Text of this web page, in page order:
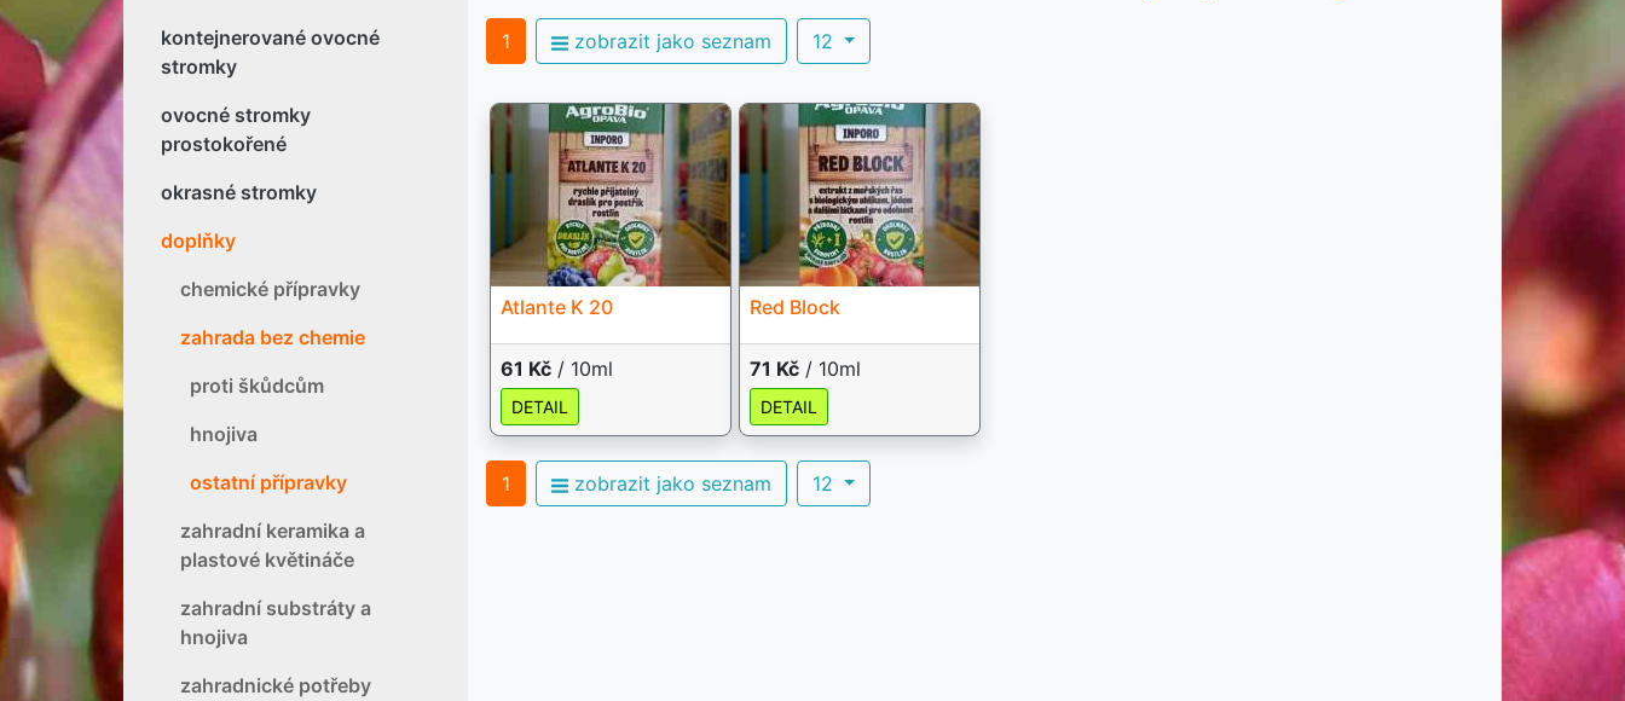
kontejnerované ovocné
stromky
ovocné stromky
prostokořené
okrasné stromky
doplňky
chemické přípravky
zahrada bez chemie
proti škůdcům
hnojiva
ostatní přípravky
zahradní keramika a
plastové květináče
zahradní substráty a
hnojiva
zahradnické potřeby
1 zobrazit jako seznam 12
Atlante K 20
61 Kč / 10ml
DETAIL
Red Block
71 Kč / 10ml
DETAIL
1 zobrazit jako seznam 12